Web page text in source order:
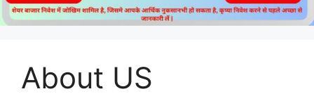
About US